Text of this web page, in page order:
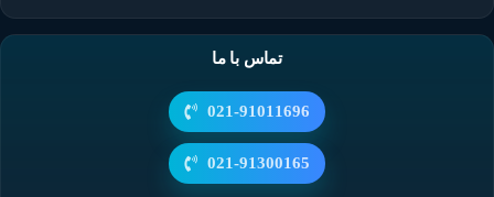
تماس با ما
021-91011696
021-91300165